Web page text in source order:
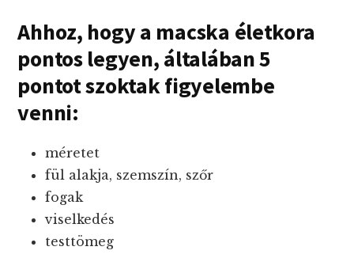
Ahhoz, hogy a macska életkora
pontos legyen, általában 5
pontot szoktak figyelembe
venni:
méretet
fül alakja, szemszín, szőr
fogak
viselkedés
testtömeg